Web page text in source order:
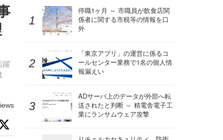
躍
停職1ヶ月 ～ 市職員が飲食店関
係者に関する市税等の情報を口
外
「東京アプリ」の運営に係るコ
ールセンター業務で1名の個人情
報漏えい
ADサーバ上のデータが外部へ転
送されたと判断 ～ 精電舎電子工
業にランサムウェア攻撃